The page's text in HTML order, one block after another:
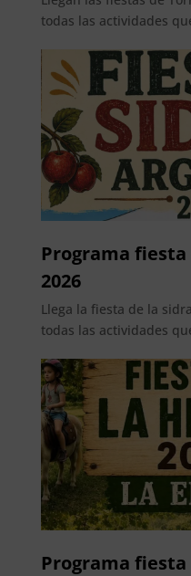
todas las actividades
Programa
2026
Llega la fiesta de la
todas las actividades
Programa